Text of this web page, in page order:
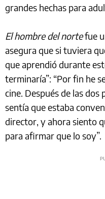
grandes hechas para
El hombre del nortefue
asegura que si tuviera
que aprendió durante
terminaría”: “Por fin he
cine. Después de las
sentía que estaba
director, y ahora siento
para afirmar que lo soy”.